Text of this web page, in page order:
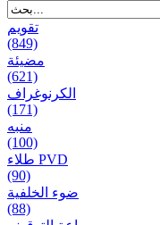
تقويم
(849)
مضيئة
(621)
الكرنوغراف
(171)
منبه
(100)
طلاء PVD
(90)
ضوء الخلفية
(88)